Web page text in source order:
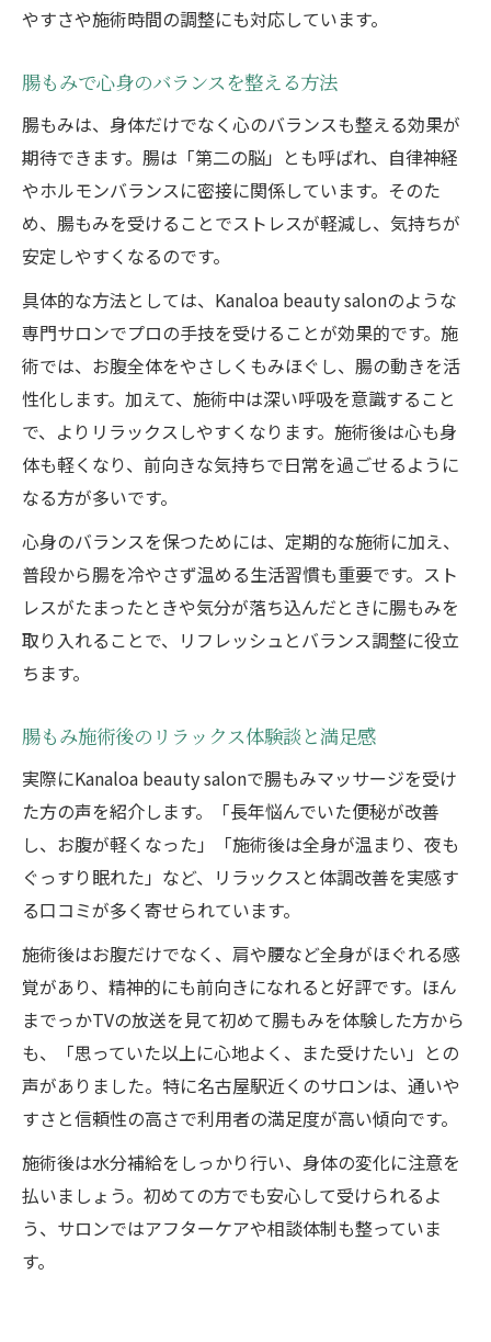
やすさや施術時間の調整にも対応しています。
腸もみで心身のバランスを整える方法
腸もみは、身体だけでなく心のバランスも整える効果が
期待できます。腸は「第二の脳」とも呼ばれ、自律神経
やホルモンバランスに密接に関係しています。そのた
め、腸もみを受けることでストレスが軽減し、気持ちが
安定しやすくなるのです。
具体的な方法としては、Kanaloa beauty salonのような
専門サロンでプロの手技を受けることが効果的です。施
術では、お腹全体をやさしくもみほぐし、腸の動きを活
性化します。加えて、施術中は深い呼吸を意識すること
で、よりリラックスしやすくなります。施術後は心も身
体も軽くなり、前向きな気持ちで日常を過ごせるように
なる方が多いです。
心身のバランスを保つためには、定期的な施術に加え、
普段から腸を冷やさず温める生活習慣も重要です。スト
レスがたまったときや気分が落ち込んだときに腸もみを
取り入れることで、リフレッシュとバランス調整に役立
ちます。
腸もみ施術後のリラックス体験談と満足感
実際にKanaloa beauty salonで腸もみマッサージを受け
た方の声を紹介します。「長年悩んでいた便秘が改善
し、お腹が軽くなった」「施術後は全身が温まり、夜も
ぐっすり眠れた」など、リラックスと体調改善を実感す
る口コミが多く寄せられています。
施術後はお腹だけでなく、肩や腰など全身がほぐれる感
覚があり、精神的にも前向きになれると好評です。ほん
までっかTVの放送を見て初めて腸もみを体験した方から
も、「思っていた以上に心地よく、また受けたい」との
声がありました。特に名古屋駅近くのサロンは、通いや
すさと信頼性の高さで利用者の満足度が高い傾向です。
施術後は水分補給をしっかり行い、身体の変化に注意を
払いましょう。初めての方でも安心して受けられるよ
う、サロンではアフターケアや相談体制も整っていま
す。